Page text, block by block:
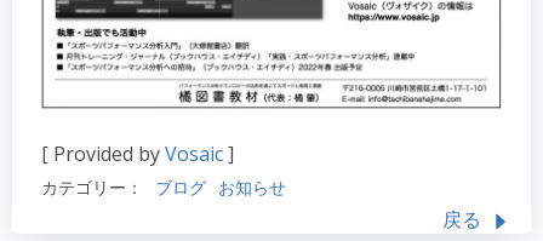
[ Provided byVosaic]
カテゴリー： ブログ お知らせ
戻る